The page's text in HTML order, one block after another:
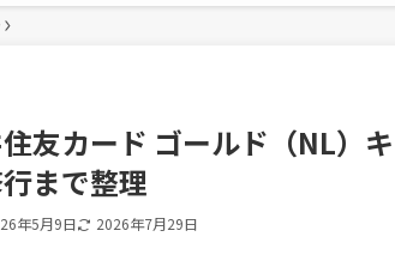
友カード ゴールド（NL）
まで整理
年5月9日 2026年7月29日